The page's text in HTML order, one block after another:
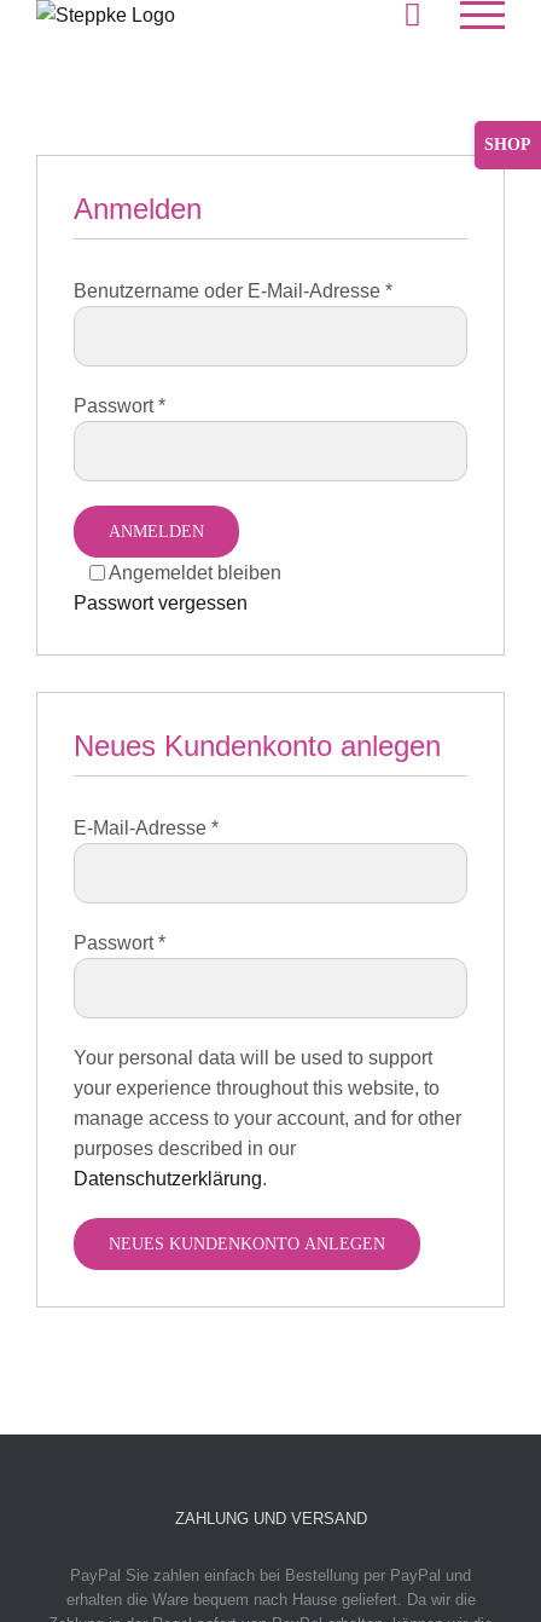
Anmelden
Benutzername oder E-Mail-Adresse *
Passwort*
Angemeldet bleiben
ANMELDEN
Passwort vergessen
Neues Kundenkonto anlegen
E-Mail-Adresse *
Passwort*
Your personal data will be used to support
your experience throughout this website, to
manage access to your account, and for other
purposes described in our
Datenschutzerklärung.
NEUES KUNDENKONTO ANLEGEN
ZAHLUNG UND VERSAND
PayPal Sie zahlen einfach bei Bestellung per PayPal und
erhalten die Ware bequem nach Hause geliefert. Da wir die
Toggle
Sliding